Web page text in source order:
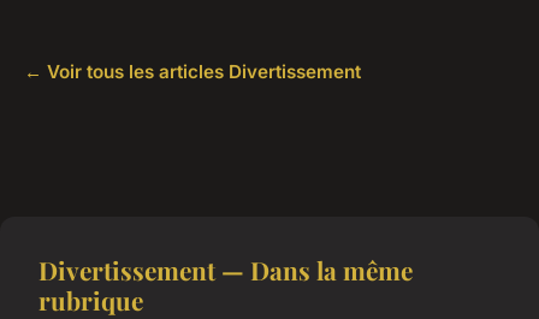
← Voir tous les articles Divertissement
Divertissement — Dans la même
rubrique